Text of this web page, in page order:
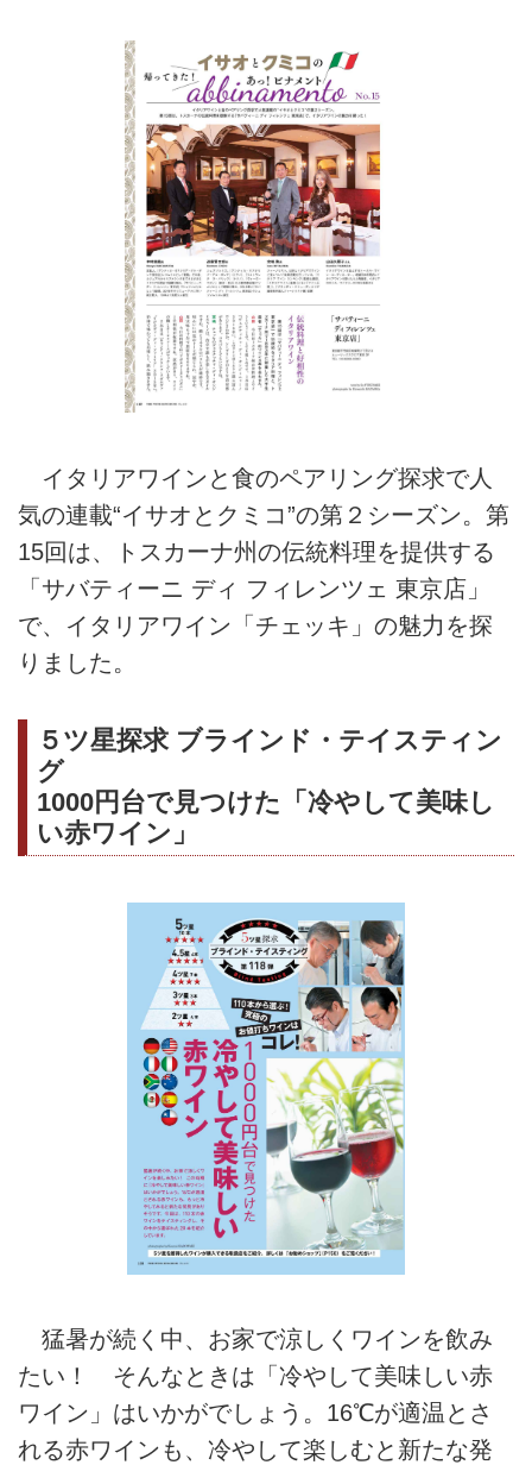
イタリアワインと食のペアリング探求で人
気の連載“イサオとクミコ”の第２シーズン。第
15回は、トスカーナ州の伝統料理を提供する
「サバティーニ ディ フィレンツェ 東京店」
で、イタリアワイン「チェッキ」の魅力を探
りました。
５ツ星探求 ブラインド・テイスティン
グ
1000円台で見つけた「冷やして美味し
い赤ワイン」
猛暑が続く中、お家で涼しくワインを飲み
たい！ そんなときは「冷やして美味しい赤
ワイン」はいかがでしょう。16℃が適温とさ
れる赤ワインも、冷やして楽しむと新たな発